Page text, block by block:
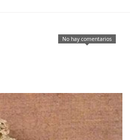
No hay comentarios